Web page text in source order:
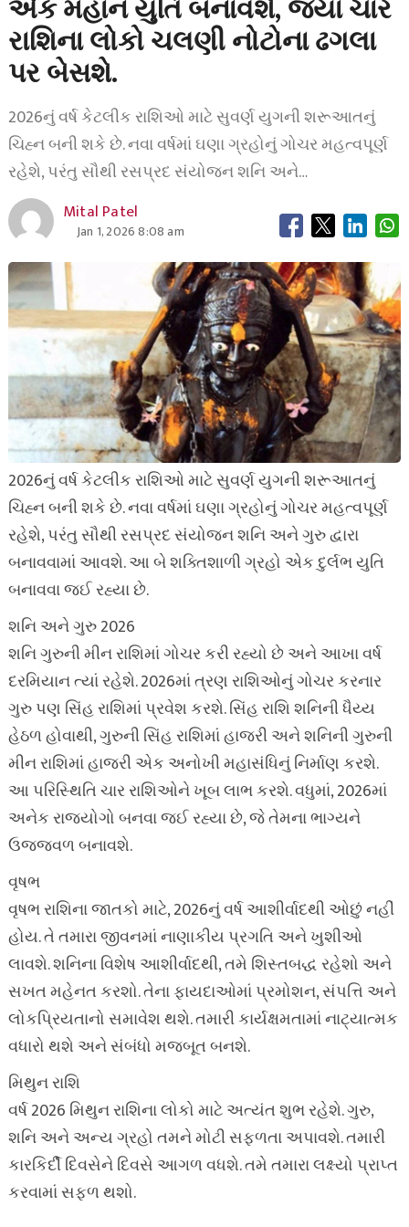
એક મહાન યુતિ બનાવશે, જ્યાં ચાર
રાશિના લોકો ચલણી નોટોના ઢગલા
પર બેસશે.
2026નું વર્ષ કેટલીક રાશિઓ માટે સુવર્ણ યુગની શરૂઆતનું
ચિહ્ન બની શકે છે. નવા વર્ષમાં ઘણા ગ્રહોનું ગોચર મહત્વપૂર્ણ
રહેશે, પરંતુ સૌથી રસપ્રદ સંયોજન શનિ અને…
Mital Patel
Jan 1, 2026 8:08 am
2026નું વર્ષ કેટલીક રાશિઓ માટે સુવર્ણ યુગની શરૂઆતનું
ચિહ્ન બની શકે છે. નવા વર્ષમાં ઘણા ગ્રહોનું ગોચર મહત્વપૂર્ણ
રહેશે, પરંતુ સૌથી રસપ્રદ સંયોજન શનિ અને ગુરુ દ્વારા
બનાવવામાં આવશે. આ બે શક્તિશાળી ગ્રહો એક દુર્લભ યુતિ
બનાવવા જઈ રહ્યા છે.
શનિ અને ગુરુ 2026
શનિ ગુરુની મીન રાશિમાં ગોચર કરી રહ્યો છે અને આખા વર્ષ
દરમિયાન ત્યાં રહેશે. 2026માં ત્રણ રાશિઓનું ગોચર કરનાર
ગુરુ પણ સિંહ રાશિમાં પ્રવેશ કરશે. સિંહ રાશિ શનિની ધૈય્ય
હેઠળ હોવાથી, ગુરુની સિંહ રાશિમાં હાજરી અને શનિની ગુરુની
મીન રાશિમાં હાજરી એક અનોખી મહાસંધિનું નિર્માણ કરશે.
આ પરિસ્થિતિ ચાર રાશિઓને ખૂબ લાભ કરશે. વધુમાં, 2026માં
અનેક રાજયોગો બનવા જઈ રહ્યા છે, જે તેમના ભાગ્યને
ઉજ્જવળ બનાવશે.
વૃષભ
વૃષભ રાશિના જાતકો માટે, 2026નું વર્ષ આશીર્વાદથી ઓછું નહીં
હોય. તે તમારા જીવનમાં નાણાકીય પ્રગતિ અને ખુશીઓ
લાવશે. શનિના વિશેષ આશીર્વાદથી, તમે શિસ્તબદ્ધ રહેશો અને
સખત મહેનત કરશો. તેના ફાયદાઓમાં પ્રમોશન, સંપત્તિ અને
લોકપ્રિયતાનો સમાવેશ થશે. તમારી કાર્યક્ષમતામાં નાટ્યાત્મક
વધારો થશે અને સંબંધો મજબૂત બનશે.
મિથુન રાશિ
વર્ષ 2026 મિથુન રાશિના લોકો માટે અત્યંત શુભ રહેશે. ગુરુ,
શનિ અને અન્ય ગ્રહો તમને મોટી સફળતા અપાવશે. તમારી
કારકિર્દી દિવસેને દિવસે આગળ વધશે. તમે તમારા લક્ષ્યો પ્રાપ્ત
કરવામાં સફળ થશો.